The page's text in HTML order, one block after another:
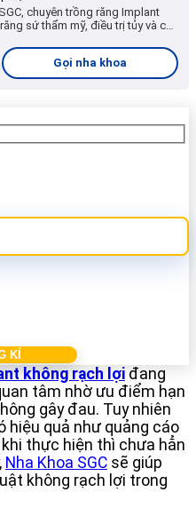
chuyên trồng răng Implant
sứ thẩm mỹ, điều trị tủy và các
Gọi nha khoa
không rạch lợi đang
tâm nhờ ưu điểm hạn
gây đau. Tuy nhiên
hiệu quả như quảng cáo
thực hiện thì chưa hẳn
Nha Khoa SGC sẽ giúp
không rạch lợi trong